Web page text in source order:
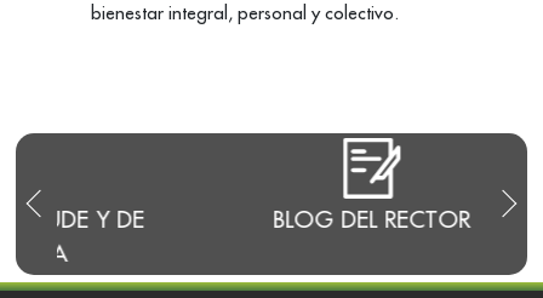
BLOG DEL RECTOR
bienestar integral, personal y colectivo.